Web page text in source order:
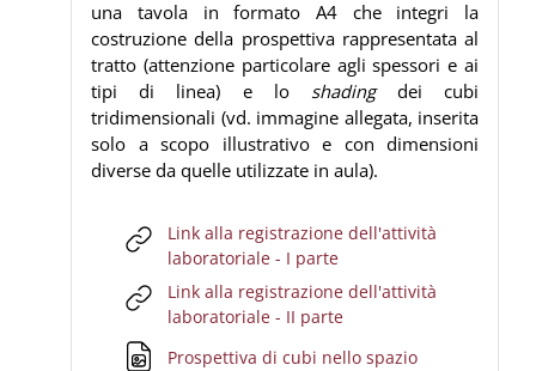
una tavola in formato A4 che integri la
costruzione della prospettiva rappresentata al
tratto (attenzione particolare agli spessori e ai
tipi di linea) e lo shadingdei cubi
tridimensionali (vd. immagine allegata, inserita
solo a scopo illustrativo e con dimensioni
diverse da quelle utilizzate in aula).
Link alla registrazione dell'attività
laboratoriale - I parteURL
Link alla registrazione dell'attività
laboratoriale - II parteURL
Prospettiva di cubi nello spazio